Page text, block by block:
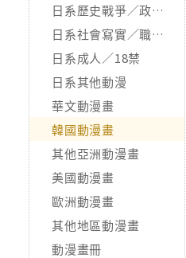
日系歷史戰爭／政治宗教
日系社會寫實／職場職人
日系成人／18禁
日系其他動漫
華文動漫畫
韓國動漫畫
其他亞洲動漫畫
美國動漫畫
歐洲動漫畫
其他地區動漫畫
動漫畫冊